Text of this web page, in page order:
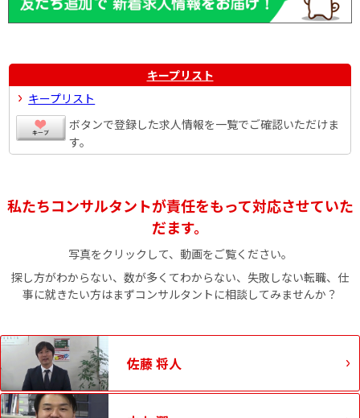
キープリスト
キープリスト
ボタンで登録した求人情報を一覧でご確認いただけま
す。
私たちコンサルタントが責任をもって対応させていた
だます。
写真をクリックして、動画をご覧ください。
探し方がわからない、数が多くてわからない、失敗しない転職、仕
事に就きたい方はまずコンサルタントに相談してみませんか？
佐藤 将人